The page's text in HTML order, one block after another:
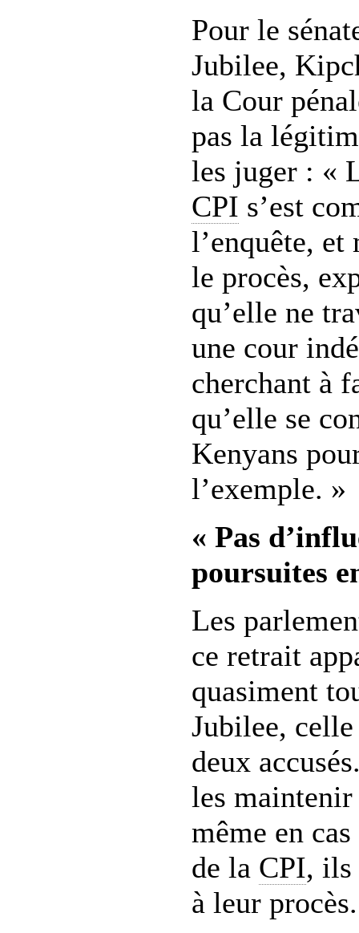
Pour le
Jubilee,
la Cour
pas la
les juger : «
CPI s’est
l’enquête, et
le procès,
qu’elle ne
une cour
cherchant à
qu’elle se
Kenyans
l’exemple. »
« Pas
poursuites
Les
ce retrait
quasiment
Jubilee,
deux
les
même en
de la CPI, ils
à leur procès.